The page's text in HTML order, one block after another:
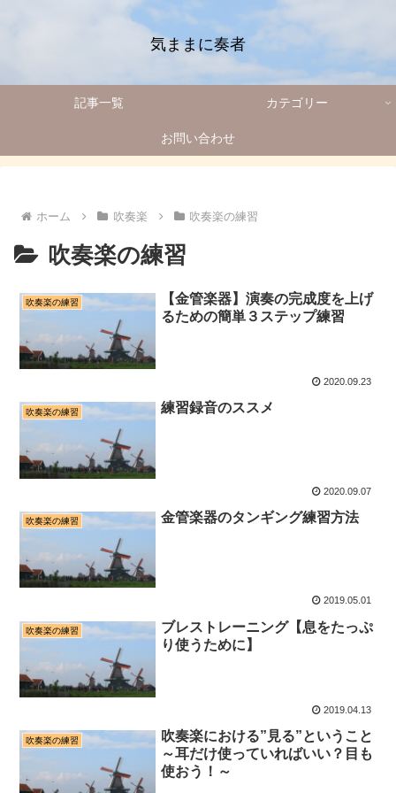
気ままに奏者
記事一覧 カテゴリー
お問い合わせ
ホーム 吹奏楽 吹奏楽の練習
吹奏楽の練習
吹奏楽の練習
【金管楽器】演奏の完成度を上げ
るための簡単３ステップ練習
2020.09.23
吹奏楽の練習 練習録音のススメ
2020.09.07
吹奏楽の練習 金管楽器のタンギング練習方法
2019.05.01
吹奏楽の練習
ブレストレーニング【息をたっぷ
り使うために】
2019.04.13
吹奏楽の練習
吹奏楽における”見る”ということ
～耳だけ使っていればいい？目も
使おう！～